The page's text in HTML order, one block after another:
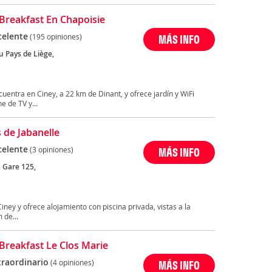
En Chapoisie
(195 opiniones)
Pays de Liège,
MÁS INFO
en Ciney, a 22 km de Dinant, y ofrece jardín y WiFi
de TV y...
de Jabanelle
(3 opiniones)
Gare 125,
MÁS INFO
y ofrece alojamiento con piscina privada, vistas a la
de...
Le Clos Marie
(4 opiniones) MÁS INFO